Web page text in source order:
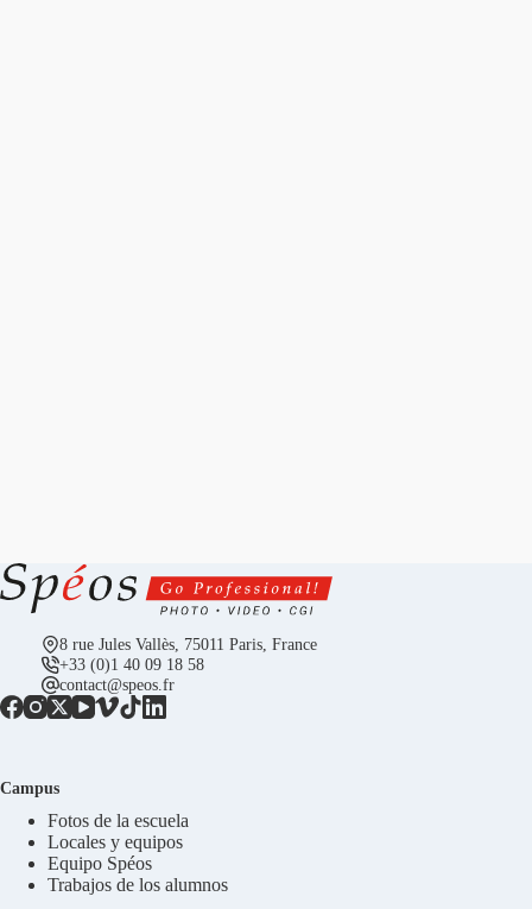
8 rue Jules Vallès, 75011 Paris, France
+33 (0)1 40 09 18 58
contact@speos.fr
Campus
Fotos de la escuela
Locales y equipos
Equipo Spéos
Trabajos de los alumnos